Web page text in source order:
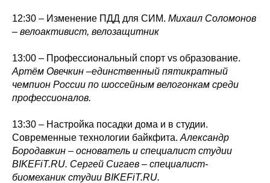
12:30 – Изменение ПДД для СИМ. Михаил Соломонов
– велоактивист, велозащитник
13:00 – Профессиональный спорт vs образование.
Артём Овечкин –единственный пятикратный
чемпион России по шоссейным велогонкам среди
профессионалов.
13:30 – Настройка посадки дома и в студии.
Современные технологии байкфита. Александр
Бородавкин – основатель и специалист студии
BIKEFiT.RU. Сергей Сигаев – специалист-
биомеханик студии BIKEFiT.RU.